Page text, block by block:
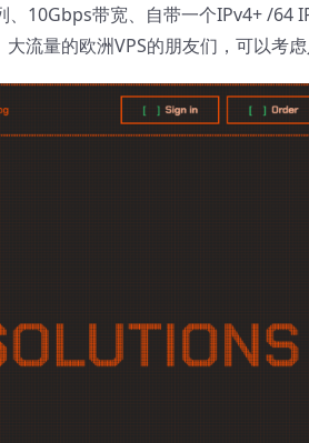
10Gbps带宽、自带一个IPv4+ /64
流量的欧洲VPS的朋友们，可以考虑